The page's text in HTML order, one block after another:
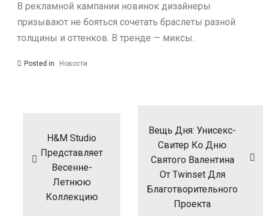
В рекламной кампании новинок дизайнеры
призывают не бояться сочетать браслеты разной
толщины и оттенков. В тренде — миксы.
Posted in Новости
H&M Studio
Представляет
Весенне-
Летнюю
Коллекцию
Вещь Дня: Унисекс-
Свитер Ко Дню
Святого Валентина
От Twinset Для
Благотворительного
Проекта